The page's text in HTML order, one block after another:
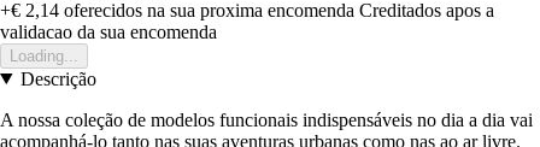
+€ 2,14 oferecidos na sua proxima encomenda Creditados apos a
validacao da sua encomenda
Loading...
Descrição
A nossa coleção de modelos funcionais indispensáveis no dia a dia vai
acompanhá-lo tanto nas suas aventuras urbanas como nas ao ar livre.